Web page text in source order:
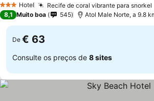
3 EstrelasHotel Recife de coral vibrante para snorkel
8,1 Muito boa 545 Atol Male Norte, a 9.8
De € 63
Consulte os preços de 8 sites